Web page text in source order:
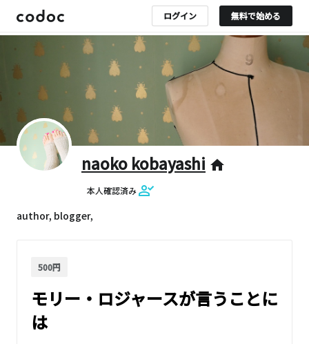
ログイン 無料で始める
naoko kobayashi home
本人確認済み
author, blogger,
500円
モリー・ロジャースが言うことに
は